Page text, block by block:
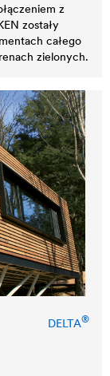
z
zostały
całego
zielonych.
DELTA®